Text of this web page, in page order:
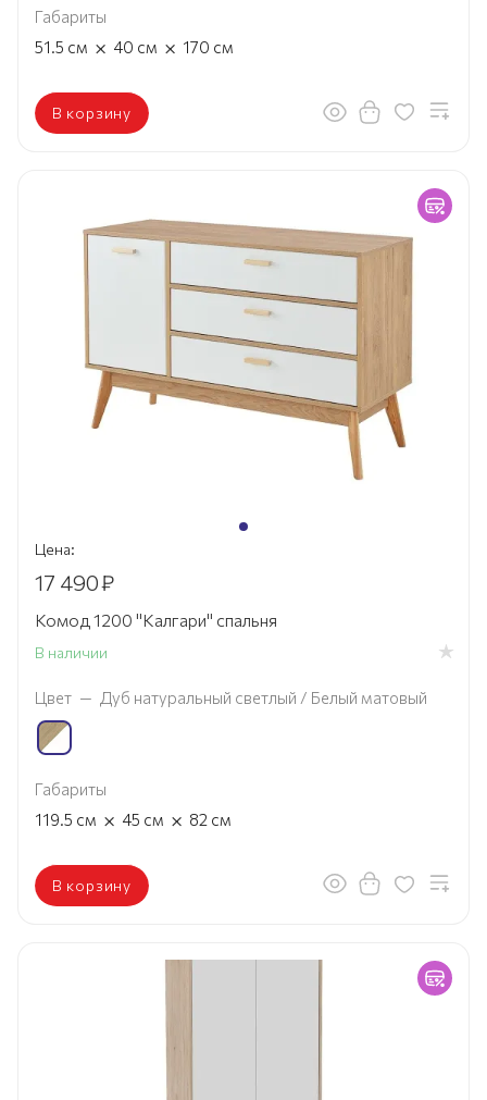
Габариты
51.5 см × 40 см × 170 см
В корзину
Цена:
17 490₽
Комод 1200 "Калгари" спальня
В наличии
Цвет — Дуб натуральный светлый / Белый матовый
Габариты
119.5 см × 45 см × 82 см
В корзину